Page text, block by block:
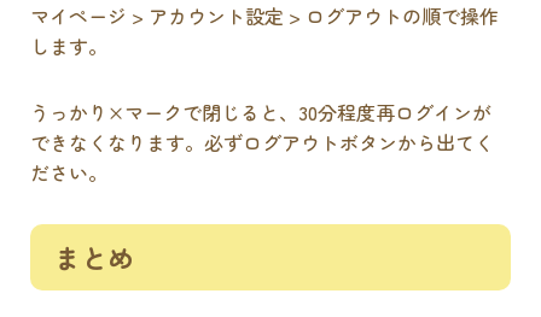
マイページ > アカウント設定 > ログアウトの順で操作
します。
うっかり×マークで閉じると、30分程度再ログインが
できなくなります。必ずログアウトボタンから出てく
ださい。
まとめ